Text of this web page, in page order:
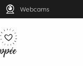
Webcams